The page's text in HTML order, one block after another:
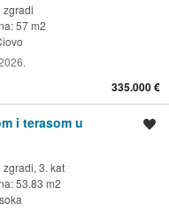
zgradi
57 m2
335.000 €
i terasom u
3. kat
53.83 m2